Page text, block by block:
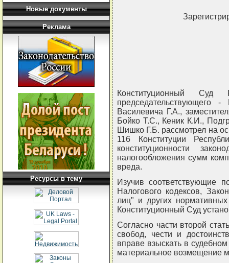
Новые документы
Реклама
Ресурсы в тему
Конституционный Суд
председательствующего -
Василевича Г.А.,
Бойко Т.С., Кеник К.И.,
Шишко Г.Б. рассмотрел на
116 Конституции
конституционности
налогообложения сумм
вреда.
Изучив соответствующие
Налогового кодексов,
лиц" и других
Конституционный Суд
Согласно части второй
свобод, чести и
вправе взыскать в
материальное возмещение